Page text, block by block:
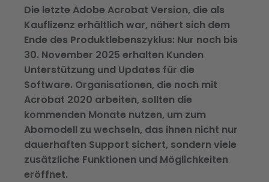
Die letzte Adobe Acrobat Version, die als
Kauflizenz erhältlich war, nähert sich dem
Ende des Produktlebenszyklus: Nur noch bis
30. November 2025 erhalten Kunden
Unterstützung und Updates für die
Software. Organisationen, die noch mit
Acrobat 2020 arbeiten, sollten die
kommenden Monate nutzen, um zum
Abomodell zu wechseln, das ihnen nicht nur
dauerhaften Support sichert, sondern viele
zusätzliche Funktionen und Möglichkeiten
eröffnet.